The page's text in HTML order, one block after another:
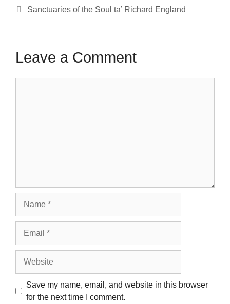
Sanctuaries of the Soul ta’ Richard England
Leave a Comment
Save my name, email, and website in this browser
for the next time I comment.